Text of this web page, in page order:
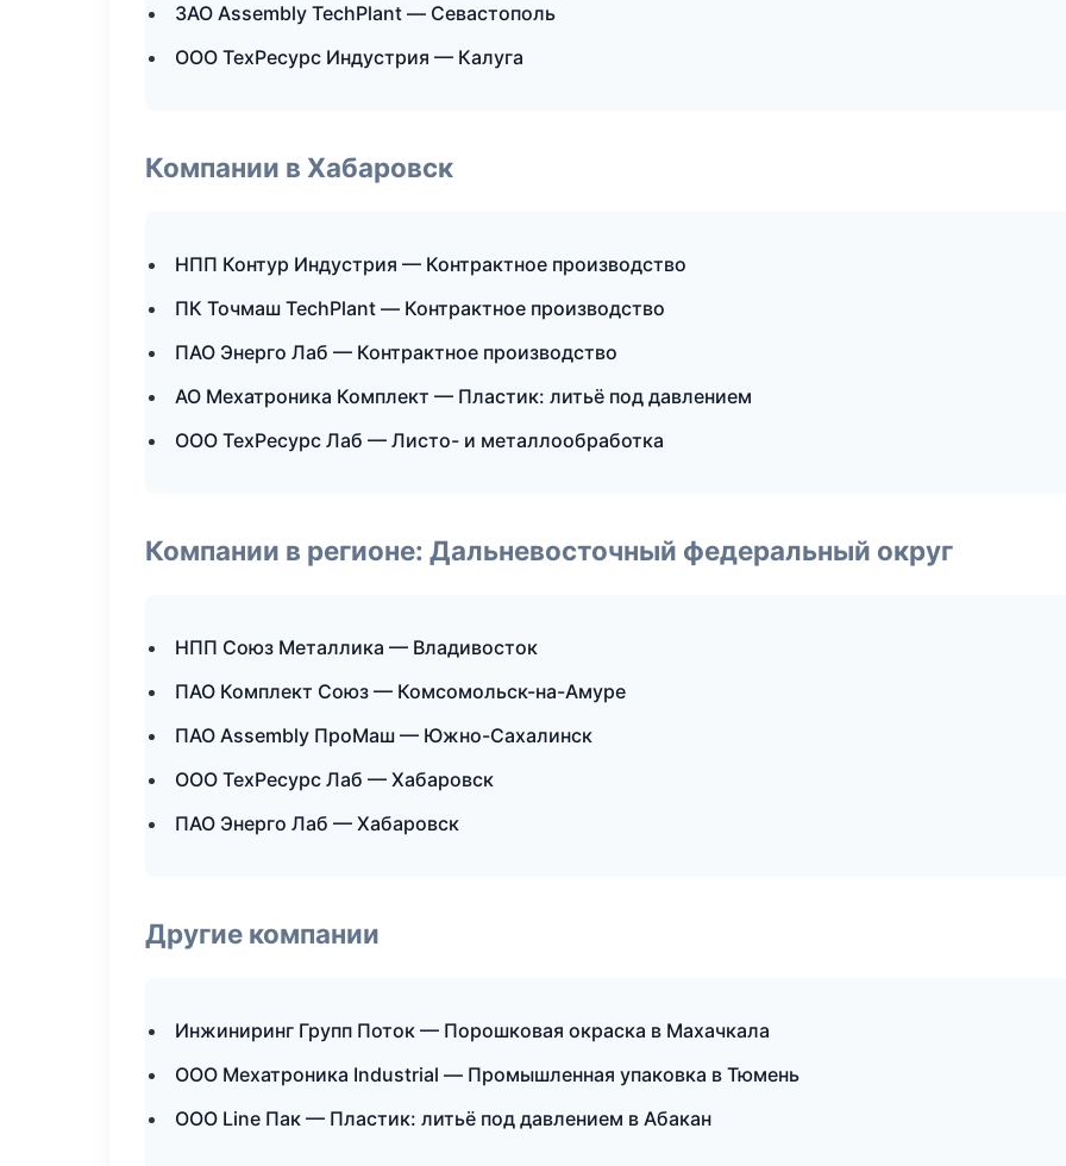
ЗАО Assembly TechPlant — Севастополь
ООО ТехРесурс Индустрия — Калуга
Компании в Хабаровск
НПП Контур Индустрия — Контрактное производство
ПК Точмаш TechPlant — Контрактное производство
ПАО Энерго Лаб — Контрактное производство
АО Мехатроника Комплект — Пластик: литьё под давлением
ООО ТехРесурс Лаб — Листо- и металлообработка
Компании в регионе: Дальневосточный федеральный округ
НПП Союз Металлика — Владивосток
ПАО Комплект Союз — Комсомольск-на-Амуре
ПАО Assembly ПроМаш — Южно-Сахалинск
ООО ТехРесурс Лаб — Хабаровск
ПАО Энерго Лаб — Хабаровск
Другие компании
Инжиниринг Групп Поток — Порошковая окраска в Махачкала
ООО Мехатроника Industrial — Промышленная упаковка в Тюмень
ООО Line Пак — Пластик: литьё под давлением в Абакан